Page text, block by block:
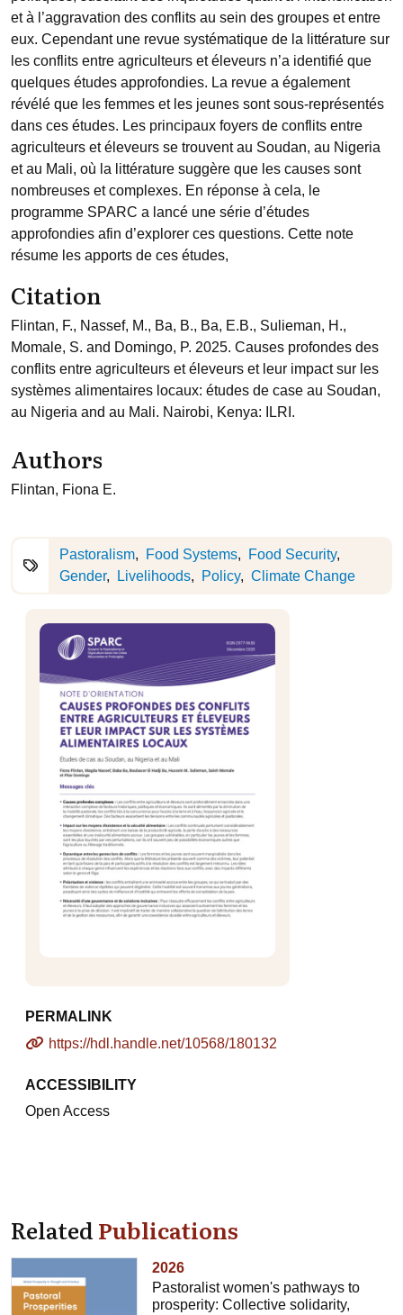
et à l’aggravation des conflits au sein des groupes et entre
eux. Cependant une revue systématique de la littérature sur
les conflits entre agriculteurs et éleveurs n’a identifié que
quelques études approfondies. La revue a également
révélé que les femmes et les jeunes sont sous-représentés
dans ces études. Les principaux foyers de conflits entre
agriculteurs et éleveurs se trouvent au Soudan, au Nigeria
et au Mali, où la littérature suggère que les causes sont
nombreuses et complexes. En réponse à cela, le
programme SPARC a lancé une série d’études
approfondies afin d’explorer ces questions. Cette note
résume les apports de ces études,
Citation
Flintan, F., Nassef, M., Ba, B., Ba, E.B., Sulieman, H.,
Momale, S. and Domingo, P. 2025. Causes profondes des
conflits entre agriculteurs et éleveurs et leur impact sur les
systèmes alimentaires locaux: études de case au Soudan,
au Nigeria and au Mali. Nairobi, Kenya: ILRI.
Authors
Flintan, Fiona E.
Pastoralism Food Systems
Food Security
Gender
Livelihoods Policy Climate Change
PERMALINK
https://hdl.handle.net/10568/180132
ACCESSIBILITY
Open Access
RelatedPublications
2026
Pastoralist women's pathways to
prosperity: Collective solidarity,